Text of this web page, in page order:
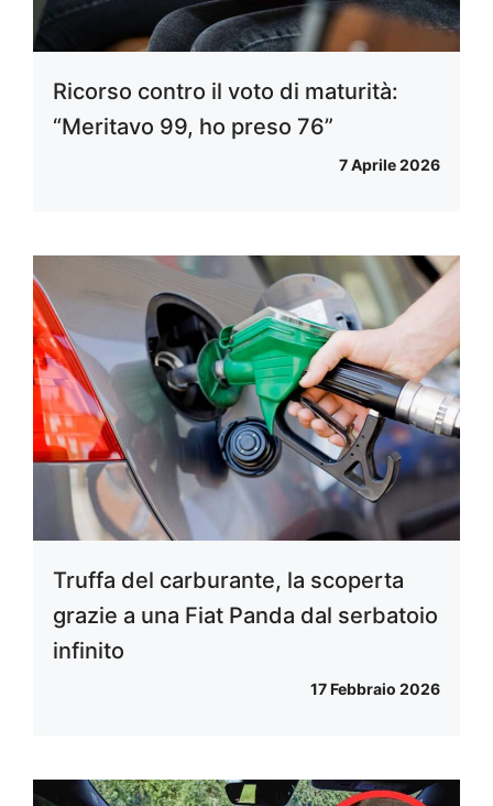
Ricorso contro il voto di maturità:
“Meritavo 99, ho preso 76”
7 Aprile 2026
Truffa del carburante, la scoperta
grazie a una Fiat Panda dal serbatoio
infinito
17 Febbraio 2026